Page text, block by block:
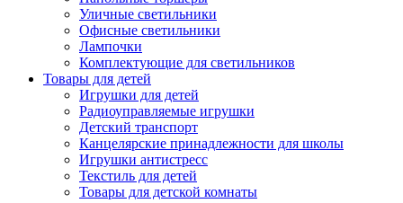
Уличные светильники
Офисные светильники
Лампочки
Комплектующие для светильников
Товары для детей
Игрушки для детей
Радиоуправляемые игрушки
Детский транспорт
Канцелярские принадлежности для школы
Игрушки антистресс
Текстиль для детей
Товары для детской комнаты